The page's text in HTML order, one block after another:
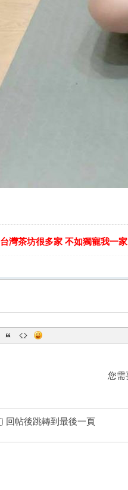
台灣茶坊很多家 不如獨寵我一
您需
回帖後跳轉到最後一頁